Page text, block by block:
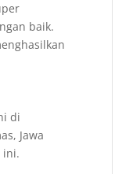
baik.
di
Jawa
ini.